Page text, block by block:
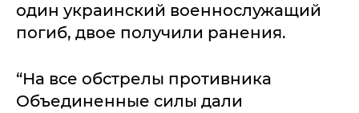
один украинский военнослужащий
погиб, двое получили ранения.
“На все обстрелы противника
Объединенные силы дали